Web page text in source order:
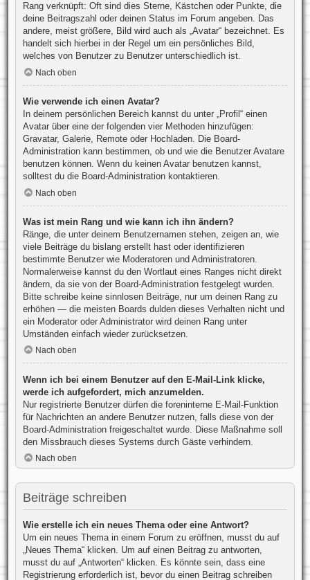
Rang verknüpft: Oft sind dies Sterne, Kästchen oder Punkte, die
deine Beitragszahl oder deinen Status im Forum angeben. Das
andere, meist größere, Bild wird auch als „Avatar“ bezeichnet. Es
handelt sich hierbei in der Regel um ein persönliches Bild,
welches von Benutzer zu Benutzer unterschiedlich ist.
Nach oben
Wie verwende ich einen Avatar?
In deinem persönlichen Bereich kannst du unter „Profil“ einen
Avatar über eine der folgenden vier Methoden hinzufügen:
Gravatar, Galerie, Remote oder Hochladen. Die Board-
Administration kann bestimmen, ob und wie die Benutzer Avatare
benutzen können. Wenn du keinen Avatar benutzen kannst,
solltest du die Board-Administration kontaktieren.
Nach oben
Was ist mein Rang und wie kann ich ihn ändern?
Ränge, die unter deinem Benutzernamen stehen, zeigen an, wie
viele Beiträge du bislang erstellt hast oder identifizieren
bestimmte Benutzer wie Moderatoren und Administratoren.
Normalerweise kannst du den Wortlaut eines Ranges nicht direkt
ändern, da sie von der Board-Administration festgelegt wurden.
Bitte schreibe keine sinnlosen Beiträge, nur um deinen Rang zu
erhöhen — die meisten Boards dulden dieses Verhalten nicht und
ein Moderator oder Administrator wird deinen Rang unter
Umständen einfach wieder zurücksetzen.
Nach oben
Wenn ich bei einem Benutzer auf den E-Mail-Link klicke,
werde ich aufgefordert, mich anzumelden.
Nur registrierte Benutzer dürfen die foreninterne E-Mail-Funktion
für Nachrichten an andere Benutzer nutzen, falls diese von der
Board-Administration freigeschaltet wurde. Diese Maßnahme soll
den Missbrauch dieses Systems durch Gäste verhindern.
Nach oben
Beiträge schreiben
Wie erstelle ich ein neues Thema oder eine Antwort?
Um ein neues Thema in einem Forum zu eröffnen, musst du auf
„Neues Thema“ klicken. Um auf einen Beitrag zu antworten,
musst du auf „Antworten“ klicken. Es könnte sein, dass eine
Registrierung erforderlich ist, bevor du einen Beitrag schreiben